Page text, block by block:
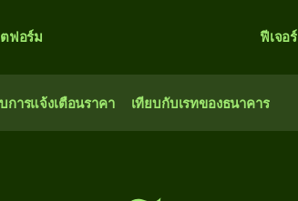
ฟอร์ม ฟีเจอร์
การแจ้งเตือนราคา เทียบกับเรทของธนาคาร